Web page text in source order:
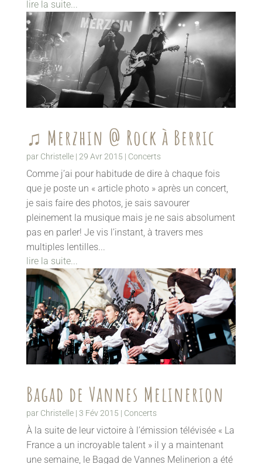
lire la suite...
♫ Merzhin @ Rock à Berric
par Christelle| 29 Avr 2015 | Concerts
Comme j’ai pour habitude de dire à chaque fois
que je poste un « article photo » après un concert,
je sais faire des photos, je sais savourer
pleinement la musique mais je ne sais absolument
pas en parler! Je vis l’instant, à travers mes
multiples lentilles...
lire la suite...
Bagad de Vannes Melinerion
par Christelle| 3 Fév 2015 | Concerts
À la suite de leur victoire à l’émission télévisée « La
France a un incroyable talent » il y a maintenant
une semaine, le Bagad de Vannes Melinerion a été